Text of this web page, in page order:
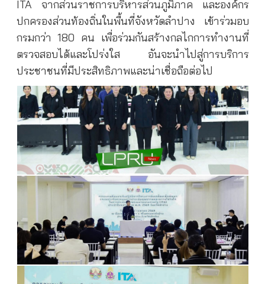
ITA จากส่วนราชการบริหารส่วนภูมิภาค และองค์กร
ปกครองส่วนท้องถิ่นในพื้นที่จังหวัดลำปาง เข้าร่วมอบ
กรมกว่า 180 คน เพื่อร่วมกันสร้างกลไกการทำงานที่
ตรวจสอบได้และโปร่งใส อันจะนำไปสู่การบริการ
ประชาชนที่มีประสิทธิภาพและน่าเชื่อถือต่อไป